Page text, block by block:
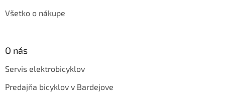
Všetko o nákupe
O nás
Servis elektrobicyklov
Predajňa bicyklov v Bardejove